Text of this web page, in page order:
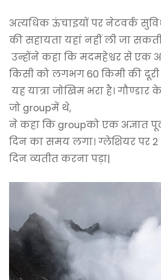
अत्यधिक ऊंचाइयों पर नेटवर्क
की सहायता यहां नहीं ली जा सकती
उन्होंने कहा कि मदमहेश्वर से एक
किसी को लगभग 60 किमी की दूरी
यह यात्रा जोखिम भरा है।
जो groupमें थे,
ने कहा कि groupको एक अज्ञात
दिन का समय लगा। ग्लेशियर पर 2
दिन व्यतीत करना पड़ा|